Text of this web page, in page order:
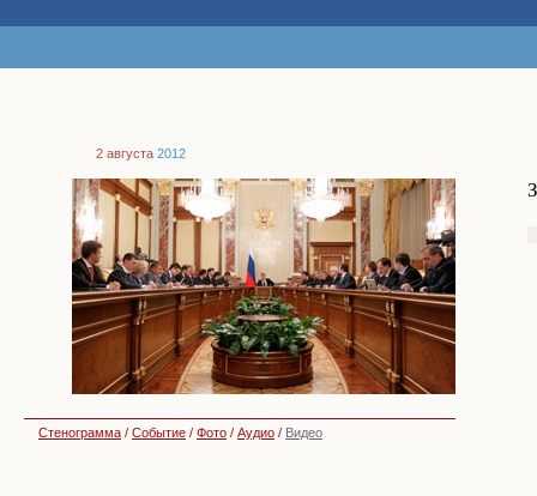
2 августа 2012
Стенограмма / Событие / Фото / Аудио / Видео